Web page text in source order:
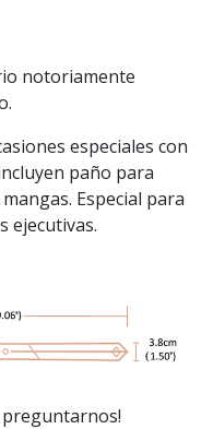
notoriamente
especiales con
paño para
Especial para
ejecutivas.